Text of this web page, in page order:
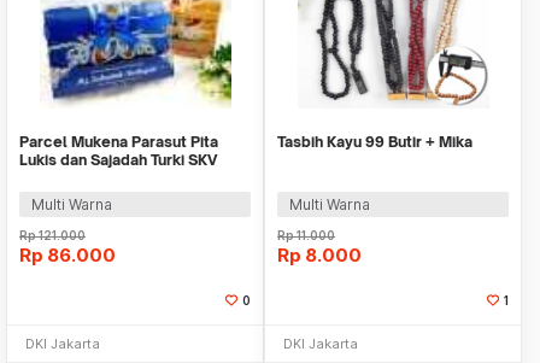
Parcel Mukena Parasut Pita
Lukis dan Sajadah Turki SKV
Multi Warna
Rp121.000
Rp 86.000
0
DKI Jakarta
Tasbih Kayu 99 Butir + Mika
Multi Warna
Rp11.000
Rp 8.000
1
DKI Jakarta